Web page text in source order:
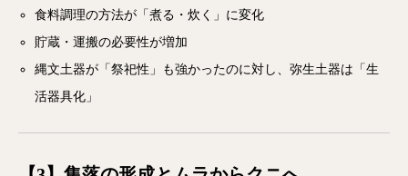
食料調理の方法が「煮る・炊く」に変化
貯蔵・運搬の必要性が増加
縄文土器が「祭祀性」も強かったのに対し、弥生土器は「生
活器具化」